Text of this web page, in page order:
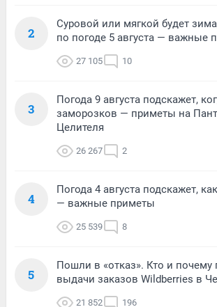
2
Суровой или мягкой будет
по погоде 5 августа — важные
27 105 10
3
Погода 9 августа подскажет,
заморозков — приметы на
Целителя
26 267 2
4
Погода 4 августа подскажет,
— важные приметы
25 539 8
5
Пошли в «отказ». Кто и почему
выдачи заказов Wildberries в
21 852 196